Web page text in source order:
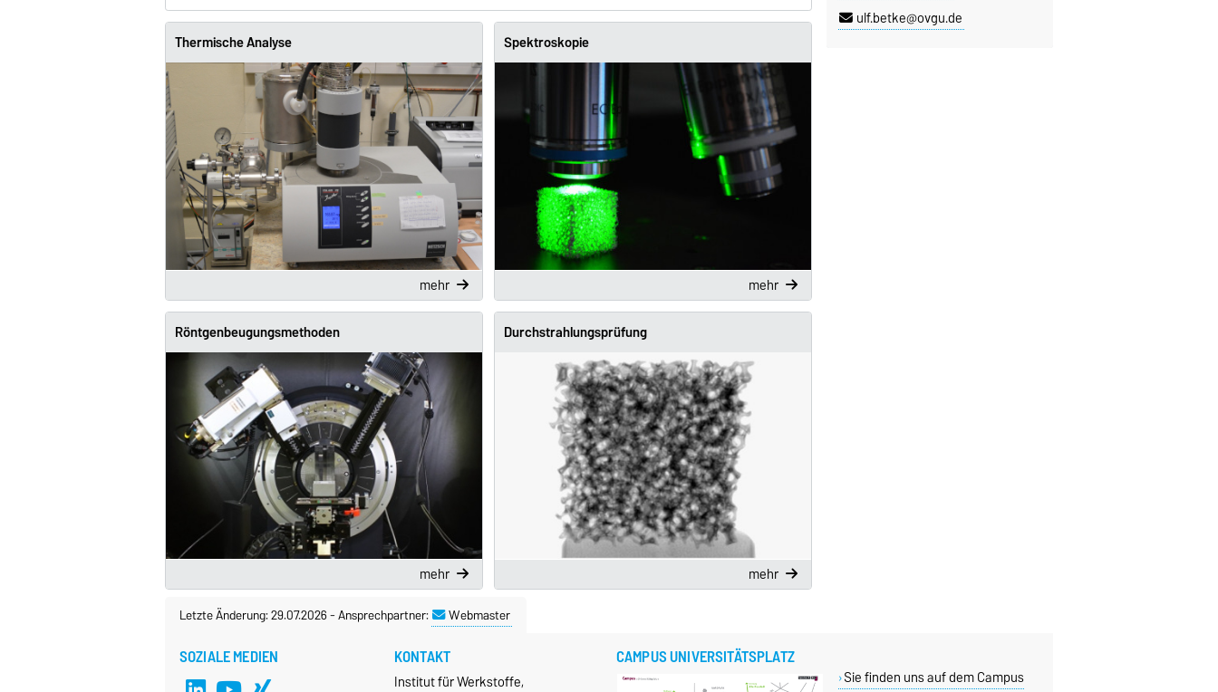
Thermische Analyse
mehr
Spektroskopie
mehr
Röntgenbeugungsmethoden
mehr
Durchstrahlungsprüfung
mehr
ulf.betke@ovgu.de
Letzte Änderung: 29.07.2026-Ansprechpartner: Webmaster
SOZIALE MEDIEN KONTAKT
Institut für Werkstoffe,
CAMPUS UNIVERSITÄTSPLATZ
Sie finden uns auf dem Campus